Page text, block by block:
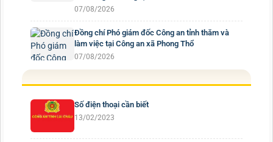
07/08/2026
Đồng chí Phó giám đốc Công an tỉnh thăm và
làm việc tại Công an xã Phong Thổ
07/08/2026
Số điện thoại cần biết
13/02/2023